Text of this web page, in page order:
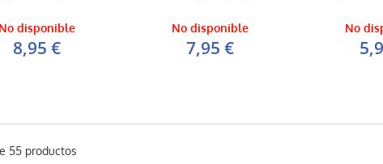
disponible
8,95 €
No disponible
7,95 €
No
55 productos